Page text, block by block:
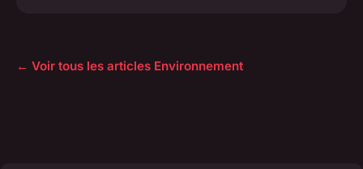
← Voir tous les articles Environnement